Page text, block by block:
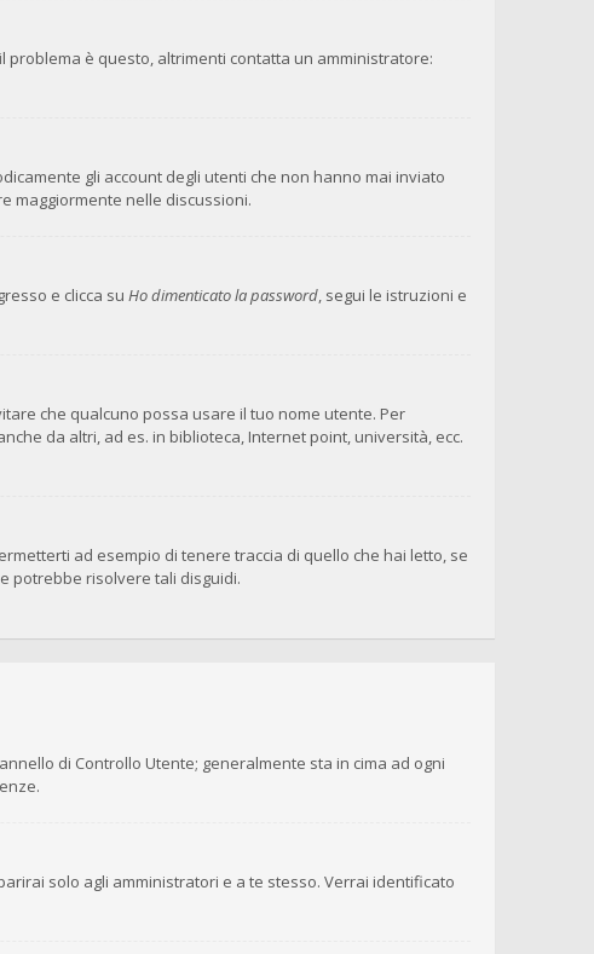
problema è questo, altrimenti contatta un amministratore:
gli account degli utenti che non hanno mai inviato
maggiormente nelle discussioni.
e clicca su Ho dimenticato la password, segui le istruzioni e
che qualcuno possa usare il tuo nome utente. Per
da altri, ad es. in biblioteca, Internet point, università, ecc.
ad esempio di tenere traccia di quello che hai letto, se
potrebbe risolvere tali disguidi.
di Controllo Utente; generalmente sta in cima ad ogni
solo agli amministratori e a te stesso. Verrai identificato